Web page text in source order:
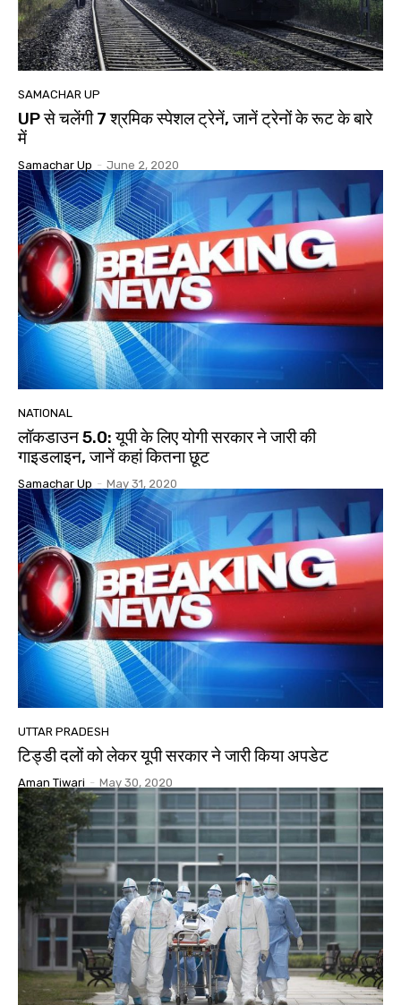
SAMACHAR UP
UP से चलेंगी 7 श्रमिक स्पेशल ट्रेनें, जानें ट्रेनों के रूट के बारे
में
Samachar Up - June 2, 2020
NATIONAL
लॉकडाउन 5.0: यूपी के लिए योगी सरकार ने जारी की
गाइडलाइन, जानें कहां कितना छूट
Samachar Up - May 31, 2020
UTTAR PRADESH
टिड्डी दलों को लेकर यूपी सरकार ने जारी किया अपडेट
Aman Tiwari - May 30, 2020